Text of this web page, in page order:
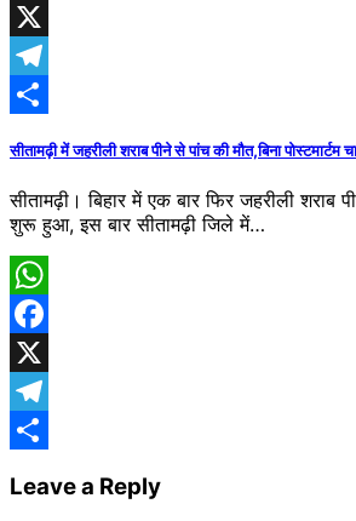
Facebook
X
Telegram
सीतामढ़ी में जहरीली शराब पीने से पांच की मौत,बिना
सीतामढ़ी। बिहार में एक बार फिर जहरीली शराब
शुरू हुआ, इस बार सीतामढ़ी जिले में…
WhatsApp
Facebook
X
Telegram
Leave a Reply